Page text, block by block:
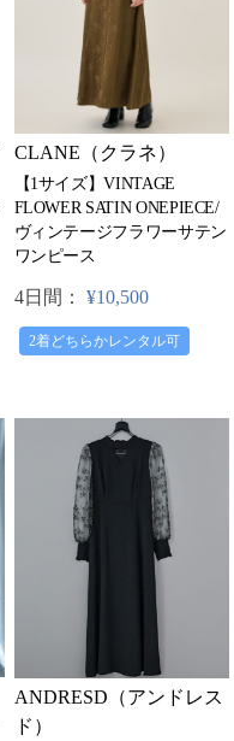
CLANE（クラネ）
【1サイズ】VINTAGE
FLOWER SATIN ONEPIECE/
ヴィンテージフラワーサテン
ワンピース
4日間： ¥10,500
2着どちらかレンタル可
ANDRESD（アンドレス
ド）